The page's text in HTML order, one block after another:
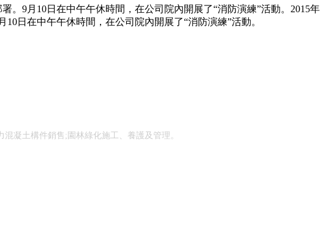
。9月10日在中午午休時間，在公司院內開展了“消防演練”活動。2015年
日在中午午休時間，在公司院內開展了“消防演練”活動。
凝土構件銷售;園林綠化施工、養護及管理。